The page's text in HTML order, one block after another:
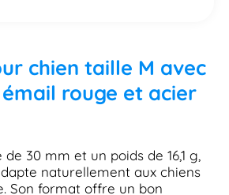
chien taille M avec
rouge et acier
30 mm et un poids de 16,1 g,
naturellement aux chiens
Son format offre un bon